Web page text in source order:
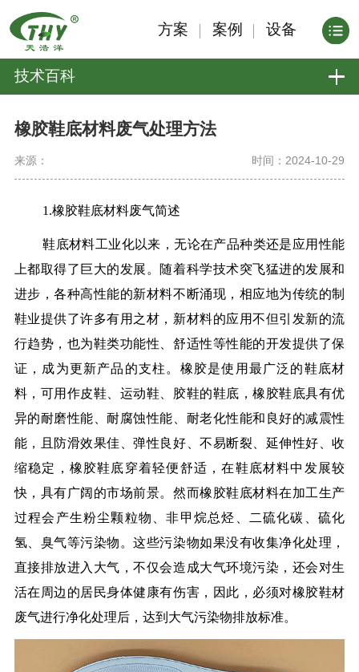
方案 案例 设备
技术百科
橡胶鞋底材料废气处理方法
来源： 时间：2024-10-29
1.橡胶鞋底材料废气简述
鞋底材料工业化以来，无论在产品种类还是应用性能
上都取得了巨大的发展。随着科学技术突飞猛进的发展和
进步，各种高性能的新材料不断涌现，相应地为传统的制
鞋业提供了许多有用之材，新材料的应用不但引发新的流
行趋势，也为鞋类功能性、舒适性等性能的开发提供了保
证，成为更新产品的支柱。橡胶是使用最广泛的鞋底材
料，可用作皮鞋、运动鞋、胶鞋的鞋底，橡胶鞋底具有优
异的耐磨性能、耐腐蚀性能、耐老化性能和良好的减震性
能，且防滑效果佳、弹性良好、不易断裂、延伸性好、收
缩稳定，橡胶鞋底穿着轻便舒适，在鞋底材料中发展较
快，具有广阔的市场前景。然而橡胶鞋底材料在加工生产
过程会产生粉尘颗粒物、非甲烷总烃、二硫化碳、硫化
氢、臭气等污染物。这些污染物如果没有收集净化处理，
直接排放进入大气，不仅会造成大气环境污染，还会对生
活在周边的居民身体健康有伤害，因此，必须对橡胶鞋材
废气进行净化处理后，达到大气污染物排放标准。